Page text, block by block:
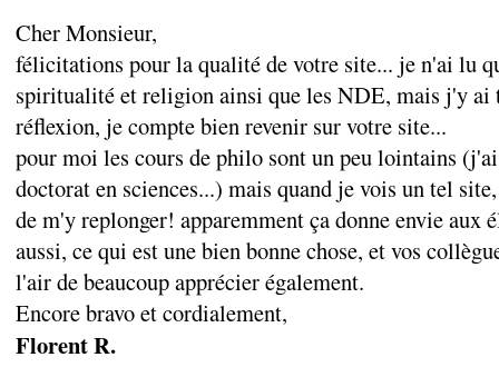
Cher Monsieur,
félicitations pour la qualité de votre site... je n'ai lu
spiritualité et religion ainsi que les NDE, mais j'y ai
réflexion, je compte bien revenir sur votre site...
pour moi les cours de philo sont un peu lointains
doctorat en sciences...) mais quand je vois un tel
de m'y replonger! apparemment ça donne envie aux
aussi, ce qui est une bien bonne chose, et vos
l'air de beaucoup apprécier également.
Encore bravo et cordialement,
Florent R.